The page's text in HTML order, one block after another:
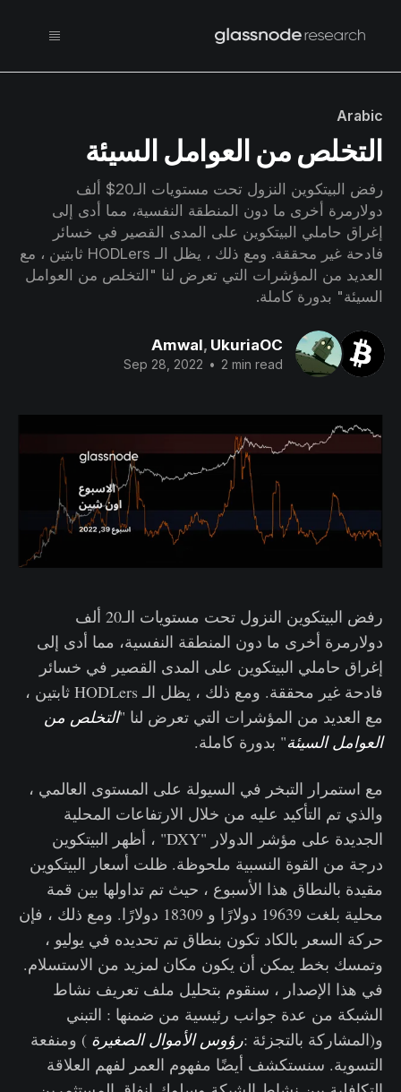
Arabic
التخلص من العوامل السيئة
رفض البيتكوين النزول تحت مستويات الـ20$ ألف
دولارمرة أخرى ما دون المنطقة النفسية، مما أدى إلى
إغراق حاملي البيتكوين على المدى القصير في خسائر
فادحة غير محققة. ومع ذلك ، يظل الـ HODLers ثابتين ، مع
العديد من المؤشرات التي تعرض لنا "التخلص من العوامل
السيئة" بدورة كاملة.
Amwal, UkuriaOC
Sep 28, 2022 • 2 min read
رفض البيتكوين النزول تحت مستويات الـ20 ألف
دولارمرة أخرى ما دون المنطقة النفسية، مما أدى إلى
إغراق حاملي البيتكوين على المدى القصير في خسائر
فادحة غير محققة. ومع ذلك ، يظل الـ HODLers ثابتين ،
مع العديد من المؤشرات التي تعرض لنا "التخلص من
العوامل السيئة" بدورة كاملة.
مع استمرار التبخر في السيولة على المستوى العالمي ،
والذي تم التأكيد عليه من خلال الارتفاعات المحلية
الجديدة على مؤشر الدولار "DXY" ، أظهر البيتكوين
درجة من القوة النسبية ملحوظة. ظلت أسعار البيتكوين
مقيدة بالنطاق هذا الأسبوع ، حيث تم تداولها بين قمة
محلية بلغت 19639 دولارًا و 18309 دولارًا. ومع ذلك ، فإن
حركة السعر بالكاد تكون بنطاق تم تحديده في يوليو ،
وتمسك بخط يمكن أن يكون مكان لمزيد من الاستسلام.
في هذا الإصدار ، سنقوم بتحليل ملف تعريف نشاط
الشبكة من عدة جوانب رئيسية من ضمنها : التبني
و(المشاركة بالتجزئة :رؤوس الأموال الصغيرة ) ومنفعة
التسوية. سنستكشف أيضًا مفهوم العمر لفهم العلاقة